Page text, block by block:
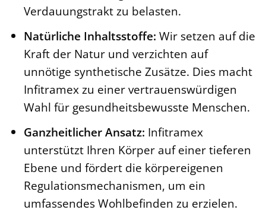
Verdauungstrakt zu belasten.
Natürliche Inhaltsstoffe: Wir setzen auf die
Kraft der Natur und verzichten auf
unnötige synthetische Zusätze. Dies macht
Infitramex zu einer vertrauenswürdigen
Wahl für gesundheitsbewusste Menschen.
Ganzheitlicher Ansatz: Infitramex
unterstützt Ihren Körper auf einer tieferen
Ebene und fördert die körpereigenen
Regulationsmechanismen, um ein
umfassendes Wohlbefinden zu erzielen.